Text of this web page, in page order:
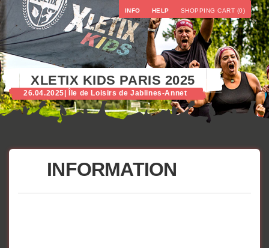
XLETIX KIDS PARIS 2025
26.04.2025 | Île de Loisirs de Jablines-Annet
INFO HELP SHOPPING CART (0)
INFORMATION